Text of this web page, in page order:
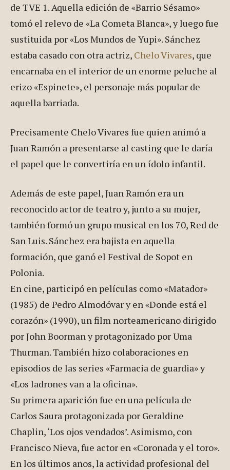
de TVE 1. Aquella edición de «Barrio Sésamo»
tomó el relevo de «La Cometa Blanca», y luego fue
sustituida por «Los Mundos de Yupi». Sánchez
estaba casado con otra actriz, Chelo Vivares, que
encarnaba en el interior de un enorme peluche al
erizo «Espinete», el personaje más popular de
aquella barriada.
Precisamente Chelo Vivares fue quien animó a
Juan Ramón a presentarse al casting que le daría
el papel que le convertiría en un ídolo infantil.
Además de este papel, Juan Ramón era un
reconocido actor de teatro y, junto a su mujer,
también formó un grupo musical en los 70, Red de
San Luis. Sánchez era bajista en aquella
formación, que ganó el Festival de Sopot en
Polonia.
En cine, participó en películas como «Matador»
(1985) de Pedro Almodóvar y en «Donde está el
corazón» (1990), un film norteamericano dirigido
por John Boorman y protagonizado por Uma
Thurman. También hizo colaboraciones en
episodios de las series «Farmacia de guardia» y
«Los ladrones van a la oficina».
Su primera aparición fue en una película de
Carlos Saura protagonizada por Geraldine
Chaplin, ‘Los ojos vendados’. Asimismo, con
Francisco Nieva, fue actor en «Coronada y el toro».
En los últimos años, la actividad profesional del